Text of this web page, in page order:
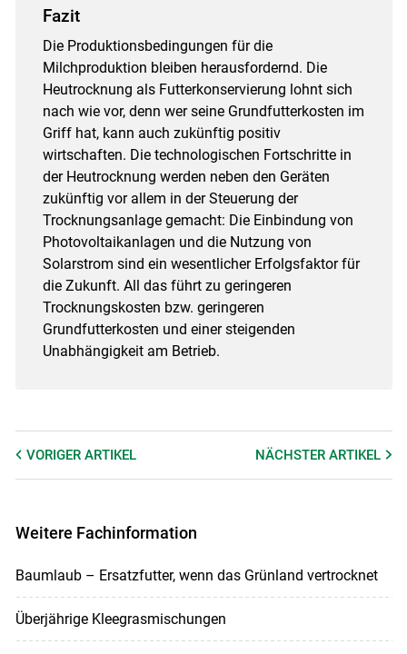
Fazit
Die Produktionsbedingungen für die
Milchproduktion bleiben herausfordernd. Die
Heutrocknung als Futterkonservierung lohnt sich
nach wie vor, denn wer seine Grundfutterkosten im
Griff hat, kann auch zukünftig positiv
wirtschaften. Die technologischen Fortschritte in
der Heutrocknung werden neben den Geräten
zukünftig vor allem in der Steuerung der
Trocknungsanlage gemacht: Die Einbindung von
Photovoltaikanlagen und die Nutzung von
Solarstrom sind ein wesentlicher Erfolgsfaktor für
die Zukunft. All das führt zu geringeren
Trocknungskosten bzw. geringeren
Grundfutterkosten und einer steigenden
Unabhängigkeit am Betrieb.
VORIGER ARTIKEL NÄCHSTERARTIKEL
Weitere Fachinformation
Baumlaub – Ersatzfutter, wenn das Grünland vertrocknet
Überjährige Kleegrasmischungen